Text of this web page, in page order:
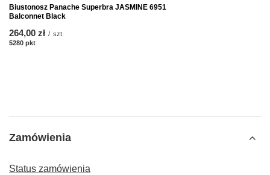
Biustonosz Panache Superbra JASMINE 6951
Balconnet Black
264,00 zł / szt.
5280 pkt
Zamówienia
Status zamówienia